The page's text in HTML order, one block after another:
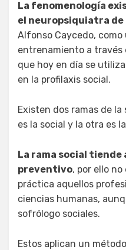
La fenomenología
el neuropsiquiatra
Alfonso Caycedo, como
entrenamiento a través
que hoy en día se
en la profilaxis social.
Existen dos ramas de
es la social y la otra es
La rama social tiende
preventivo, por ello
práctica aquellos
ciencias humanas,
sofrólogo sociales.
Estos aplican un